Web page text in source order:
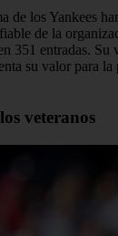
de los Yankees
de la
351 entradas. Su
su valor para la
veteranos